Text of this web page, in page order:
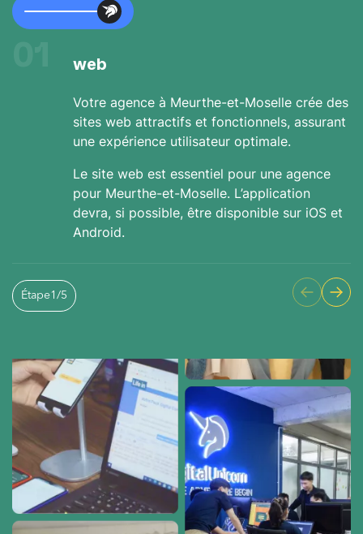
web
Votre agence à Meurthe-et-Moselle crée des
sites web attractifs et fonctionnels, assurant
une expérience utilisateur optimale.
Le site web est essentiel pour une agence
pour Meurthe-et-Moselle. L’application
devra, si possible, être disponible sur iOS et
Android.
Étape1 /5